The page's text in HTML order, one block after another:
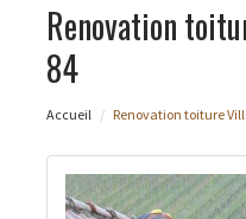
Renovation
84
Accueil Renovation toiture